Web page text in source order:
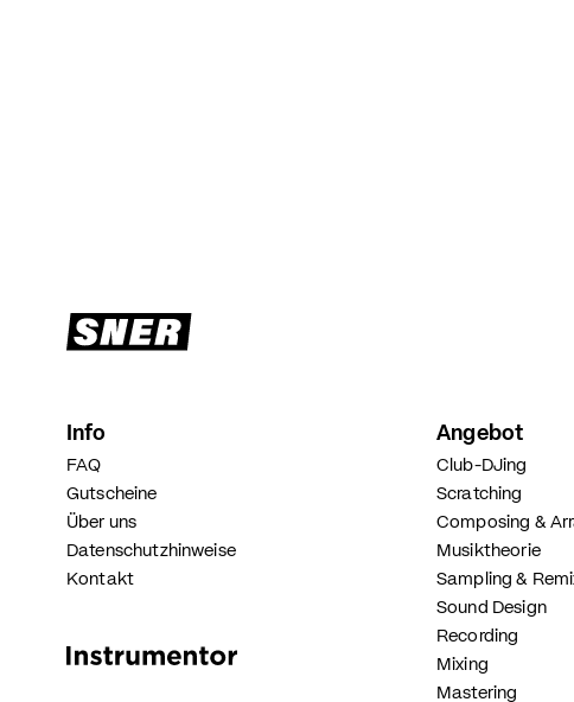
Info
FAQ
Gutscheine
Über uns
Datenschutzhinweise
Kontakt
Angebot
Club-DJing
Scratching
Composing &
Musiktheorie
Sampling &
Sound Design
Recording
Mixing
Mastering